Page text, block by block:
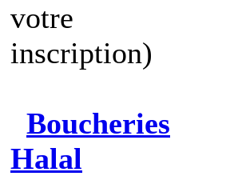
votre
inscription)
Boucheries
Halal